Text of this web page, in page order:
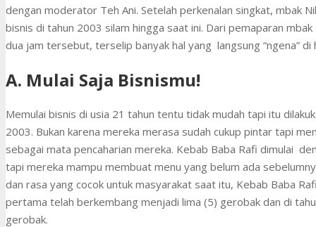
dengan moderator Teh Ani. Setelah perkenalan singkat, mbak
bisnis di tahun 2003 silam hingga saat ini. Dari pemaparan
dua jam tersebut, terselip banyak hal yang langsung “ngena” di
A. Mulai Saja Bisnismu!
Memulai bisnis di usia 21 tahun tentu tidak mudah tapi itu
2003. Bukan karena mereka merasa sudah cukup pintar tapi
sebagai mata pencaharian mereka. Kebab Baba Rafi dimulai
tapi mereka mampu membuat menu yang belum ada
dan rasa yang cocok untuk masyarakat saat itu, Kebab Baba
pertama telah berkembang menjadi lima (5) gerobak dan di
gerobak.